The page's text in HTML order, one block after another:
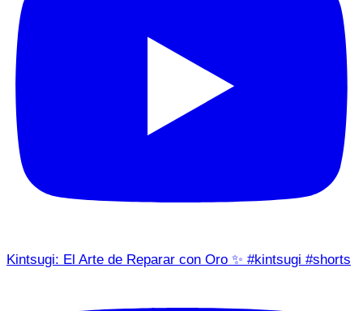
Kintsugi: El Arte de Reparar con Oro ✨ #kintsugi #shorts